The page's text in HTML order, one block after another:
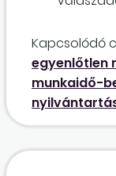
esetén
elszámolás
tájékoztató
lehetnek a
Kapcsolódó
egyenlőtlen
munkaidő-